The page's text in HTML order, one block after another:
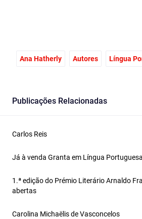
Ana Hatherly Autores Língua
Publicações Relacionadas
Carlos Reis
Já à venda Granta em Língua
1.ª edição do Prémio Literário Arnaldo
abertas
Carolina Michaëlis de Vasconcelos